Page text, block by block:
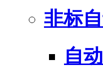
非标
自